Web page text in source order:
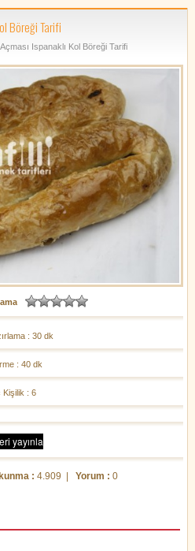
Böreği Tarifi
Ispanaklı Kol Böreği Tarifi
: 30 dk
: 40 dk
Kişilik : 6
: 4.909 | Yorum : 0